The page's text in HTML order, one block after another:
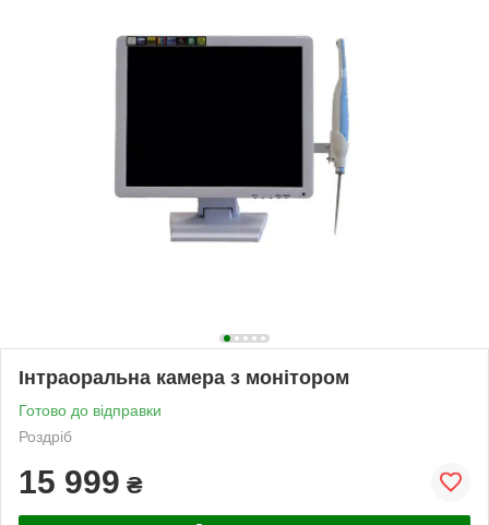
Інтраоральна камера з монітором
Готово до відправки
Роздріб
15 999 ₴